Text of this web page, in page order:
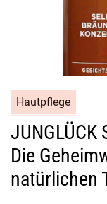
Hautpflege
Die
natürlichen